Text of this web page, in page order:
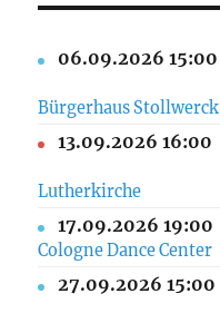
06.09.2026 15:00
Bürgerhaus Stollwerck
13.09.2026 16:00
Lutherkirche
17.09.2026 19:00
Cologne Dance Center
27.09.2026 15:00